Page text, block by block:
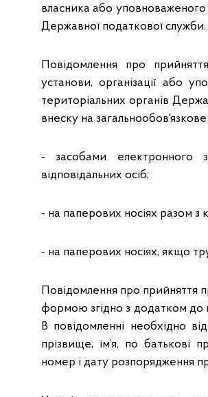
власника або
Державної податкової служби.
Повідомлення про
установи, організації або
територіальних органів
внеску на
- засобами електронного
відповідальних осіб;
- на паперових носіях разом з
- на паперових носіях, якщо
Повідомлення про прийняття
формою згідно з додатком до
В повідомленні необхідно
прізвище, ім’я, по батькові
номер і дату розпорядження